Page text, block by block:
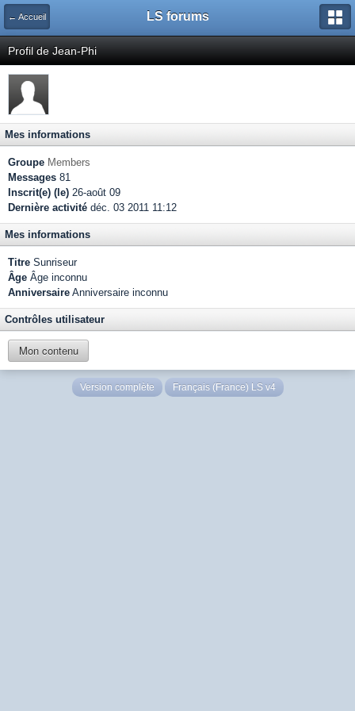
← Accueil LS forums
Profil de Jean-Phi
Mes informations
Groupe Members
Messages 81
Inscrit(e) (le) 26-août 09
Dernière activité déc. 03 2011 11:12
Mes informations
Titre Sunriseur
Âge Âge inconnu
Anniversaire Anniversaire inconnu
Contrôles utilisateur
Mon contenu
Version complète Français (France) LS v4